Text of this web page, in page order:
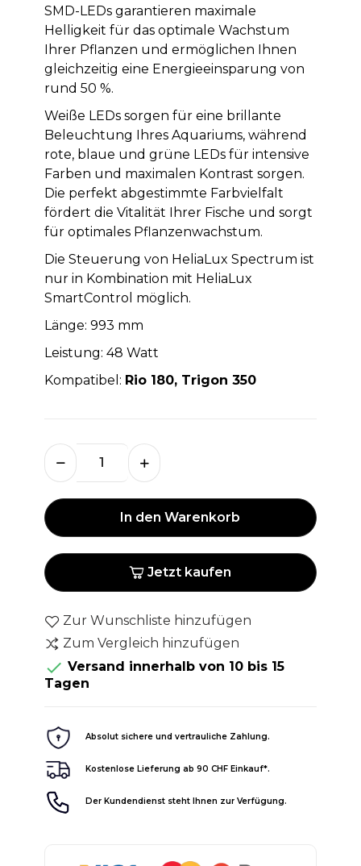
SMD-LEDs garantieren maximale
Helligkeit für das optimale Wachstum
Ihrer Pflanzen und ermöglichen Ihnen
gleichzeitig eine Energieeinsparung von
rund 50 %.
Weiße LEDs sorgen für eine brillante
Beleuchtung Ihres Aquariums, während
rote, blaue und grüne LEDs für intensive
Farben und maximalen Kontrast sorgen.
Die perfekt abgestimmte Farbvielfalt
fördert die Vitalität Ihrer Fische und sorgt
für optimales Pflanzenwachstum.
Die Steuerung von HeliaLux Spectrum ist
nur in Kombination mit HeliaLux
SmartControl möglich.
Länge: 993 mm
Leistung: 48 Watt
Kompatibel: Rio 180, Trigon 350
In den Warenkorb
Jetzt kaufen
Zur Wunschliste hinzufügen
Zum Vergleich hinzufügen
 Versand innerhalb von 10 bis 15
Tagen
Absolut sichere und vertrauliche Zahlung.
Kostenlose Lieferung ab 90 CHF Einkauf*.
Der Kundendienst steht Ihnen zur Verfügung.